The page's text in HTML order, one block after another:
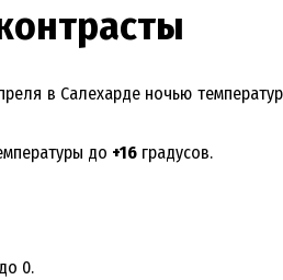
в Салехарде ночью
до +16 градусов.
0.